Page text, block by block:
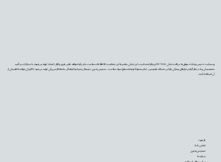
وب‌سایت «دیجی‌پزشک» موفق به دریافت نشان PIF TICK بریتانیا شده است. این نشان معتبر به این معناست که اطلاعات سلامت ما بر پایه شواهد علمی به‌روز و قابل اعتماد تهیه می‌شوند، با مشارکت و تأیید
متخصصان و با در نظر گرفتن نیازهای بیماران طراحی شده‌اند. همچنین، تمام محتوا با توجه به سطح سواد سلامت، دسترس‌پذیری دیجیتال و شرایط فرهنگی جامعه فارسی‌زبان تولید می‌شود تا کاربران بتوانند با اطمینان از
آن استفاده کنند.
بازخورد
تماس با ما
دسترس‌پذیری
درباره ما